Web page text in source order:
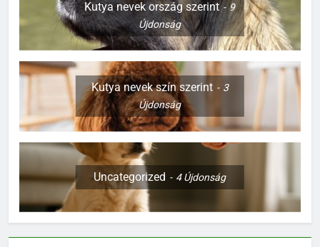
Kutya nevek ország szerint
9
Újdonság
Kutya nevek szín szerint
3
Újdonság
Uncategorized 4Újdonság